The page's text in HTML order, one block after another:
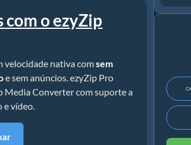
com o ezyZip
velocidade nativa comsem
e sem anúncios. ezyZip Pro
Media Converter com suporte a
e vídeo.